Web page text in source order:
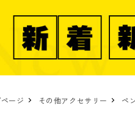
ページ その他アクセサリー ペ